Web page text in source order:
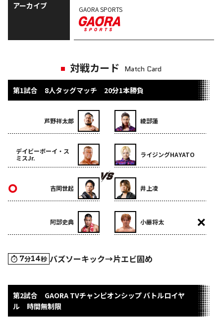
アーカイブ GAORA SPORTS
対戦カード Match Card
第1試合 8人タッグマッチ 20分1本勝負
芦野祥太郎
デイビーボーイ・ス
ミスJr.
吉岡世起
阿部史典
綾部蓮
ライジングHAYATO
井上凌
小藤将太
7分14秒 バズソーキック→片エビ固め
第2試合 GAORA TVチャンピオンシップ バトルロイヤ
ル 時間無制限